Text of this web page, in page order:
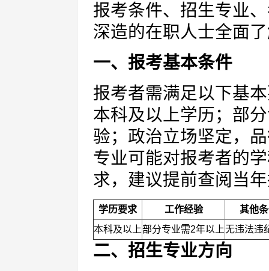
报考条件、招生专业
深造的在职人士全面
一、报考基本条件
报考者需满足以下基
本科及以上学历；部
验；政治立场坚定，
专业可能对报考者的
求，建议提前查阅当
学历要求 工作经验
其他
本科及以上部分专业需2年以上无违法违
二、招生专业方向